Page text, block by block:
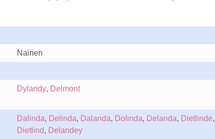
Nainen
Dylandy, Delmont
Dalinda, Delinda, Dalanda, Dolinda, Delanda, Dietlinde,
Dietlind, Delandey